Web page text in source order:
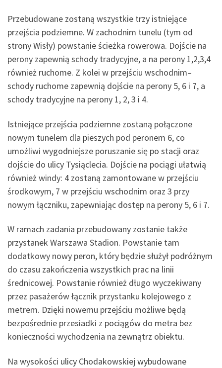
Przebudowane zostaną wszystkie trzy istniejące
przejścia podziemne. W zachodnim tunelu (tym od
strony Wisły) powstanie ścieżka rowerowa. Dojście na
perony zapewnią schody tradycyjne, a na perony 1,2,3,4
również ruchome. Z kolei w przejściu wschodnim–
schody ruchome zapewnią dojście na perony 5, 6 i 7, a
schody tradycyjne na perony 1, 2, 3 i 4.
Istniejące przejścia podziemne zostaną połączone
nowym tunelem dla pieszych pod peronem 6, co
umożliwi wygodniejsze poruszanie się po stacji oraz
dojście do ulicy Tysiąclecia. Dojście na pociągi ułatwią
również windy: 4 zostaną zamontowane w przejściu
środkowym, 7 w przejściu wschodnim oraz 3 przy
nowym łączniku, zapewniając dostęp na perony 5, 6 i 7.
W ramach zadania przebudowany zostanie także
przystanek Warszawa Stadion. Powstanie tam
dodatkowy nowy peron, który będzie służył podróżnym
do czasu zakończenia wszystkich prac na linii
średnicowej. Powstanie również długo wyczekiwany
przez pasażerów łącznik przystanku kolejowego z
metrem. Dzięki nowemu przejściu możliwe będą
bezpośrednie przesiadki z pociągów do metra bez
konieczności wychodzenia na zewnątrz obiektu.
Na wysokości ulicy Chodakowskiej wybudowane